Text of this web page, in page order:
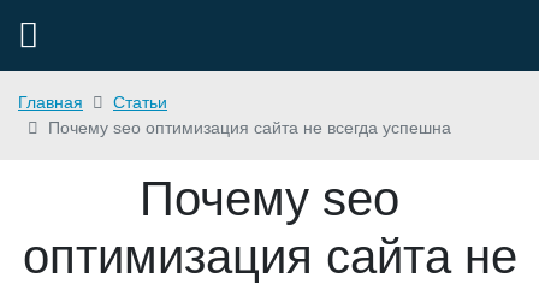
Главная
Статьи
Почему seo оптимизация сайта не всегда успешна
Почему seo
оптимизация сайта не